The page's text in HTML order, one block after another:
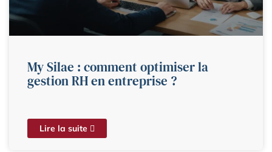
My Silae : comment optimiser la
gestion RH en entreprise ?
Lire la suite